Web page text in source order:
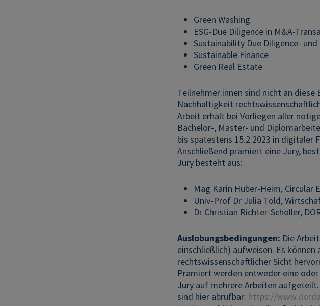
Green Washing
ESG-Due Diligence in M&A-
Sustainability Due Diligence-
Sustainable Finance
Green Real Estate
Teilnehmer:innen sind nicht an diese
Nachhaltigkeit
Arbeit erhält bei Vorliegen aller
Bachelor-, Master- und
bis spätestens 15.2.2023 in digitaler
Anschließend prämiert eine Jury,
Jury besteht aus:
Mag Karin Huber-Heim, Circular
Univ-Prof Dr Julia Told,
Dr Christian Richter-Schöller,
Auslobungsbedingungen: Die
einschließlich) aufweisen. Es
rechtswissenschaftlicher Sicht
Prämiert werden entweder eine
Jury auf mehrere Arbeiten
sind hier abrufbar: https://